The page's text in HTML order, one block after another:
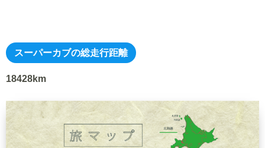
スーパーカブの総走行距離
18428km